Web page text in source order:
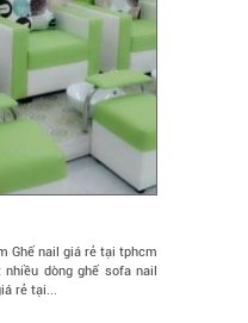
Ghế nail giá rẻ tại tphcm
dòng ghế sofa nail
rẻ tại...